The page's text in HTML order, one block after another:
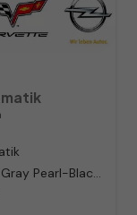
Lumen Gray Pearl-Black Roof